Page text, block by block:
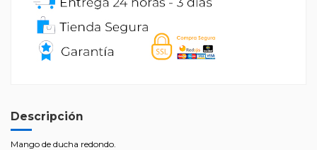
Descripción
Mango de ducha redondo.